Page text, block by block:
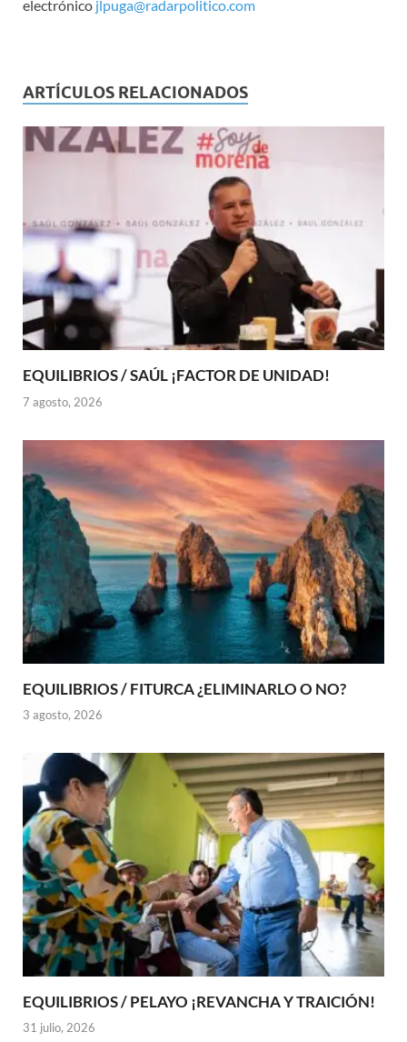
electrónico jlpuga@radarpolitico.com
ARTÍCULOS RELACIONADOS
EQUILIBRIOS / SAÚL ¡FACTOR DE UNIDAD!
7 agosto, 2026
EQUILIBRIOS / FITURCA ¿ELIMINARLO O NO?
3 agosto, 2026
EQUILIBRIOS / PELAYO ¡REVANCHA Y TRAICIÓN!
31 julio, 2026